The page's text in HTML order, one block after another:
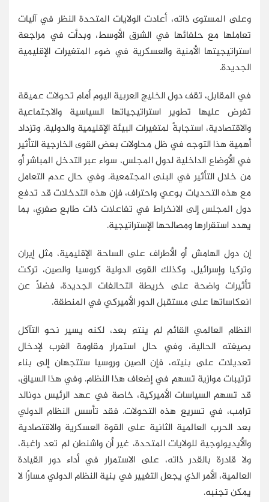
وعلى المستوى ذاته، أعادت الولايات المتحدة النظر في آليات
تعاملها مع حلفائها في الشرق الأوسط، وبدأت في مراجعة
استراتيجيتها الأمنية والعسكرية في ضوء المتغيرات الإقليمية
الجديدة.
في المقابل، تقف دول الخليج العربية اليوم أمام تحولات عميقة
تفرض عليها تطوير استراتيجياتها السياسية والاجتماعية
والاقتصادية، استجابةً لمتغيرات البيئة الإقليمية والدولية. وتزداد
أهمية هذا التوجه في ظل محاولات بعض القوى الخارجية التأثير
في الأوضاع الداخلية لدول المجلس، سواء عبر التدخل المباشر أو
من خلال التأثير في البنى المجتمعية. وفي حال عدم التعامل
مع هذه التحديات بوعي واحتراف، فإن هذه التدخلات قد تدفع
دول المجلس إلى الانخراط في تفاعلات ذات طابع صفري، بما
يهدد استقرارها ومصالحها الإستراتيجية.
إن دول الهامش أو الأطراف على الساحة الإقليمية، مثل إيران
وتركيا وإسرائيل، وكذلك القوى الدولية كروسيا والصين، تركت
تأثيرات واضحة على خريطة التحالفات الجديدة، فضلًا عن
انعكاساتها على مستقبل الدور الأميركي في المنطقة.
النظام العالمي القائم لم ينتهِ بعد، لكنه يسير نحو التآكل
بصيغته الحالية، وفي حال استمرار مقاومة الغرب لإدخال
تعديلات على بنيته، فإن الصين وروسيا ستتجهان إلى بناء
ترتيبات موازية تسهم في إضعاف هذا النظام. وفي هذا السياق،
قد تسهم السياسات الأميركية، خاصة في عهد الرئيس دونالد
ترامب، في تسريع هذه التحولات. فقد تأسس النظام الدولي
بعد الحرب العالمية الثانية على القوة العسكرية والاقتصادية
والأيديولوجية للولايات المتحدة، غير أن واشنطن لم تعد راغبة،
ولا قادرة بالقدر ذاته، على الاستمرار في أداء دور القيادة
العالمية، الأمر الذي يجعل التغيير في بنية النظام الدولي مسارًا لا
يمكن تجنبه.